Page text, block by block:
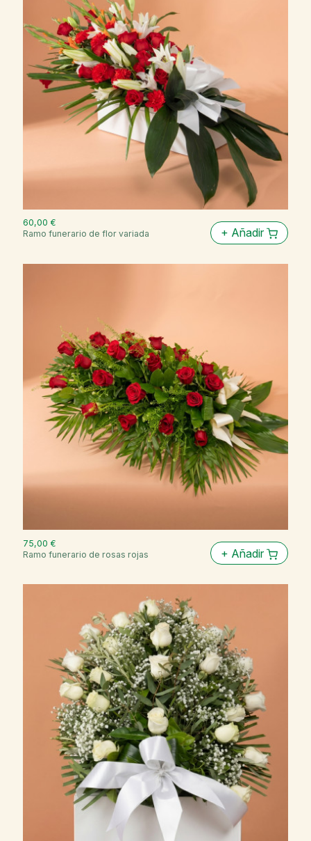
60,00 €
Ramo funerario de flor variada
+ Añadir
75,00 €
Ramo funerario de rosas rojas
+ Añadir